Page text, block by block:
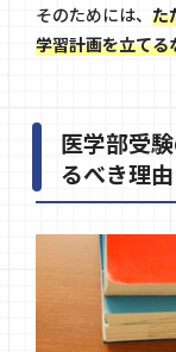
そのためには、 た
学習計画を立てる
医学部受
るべき理由